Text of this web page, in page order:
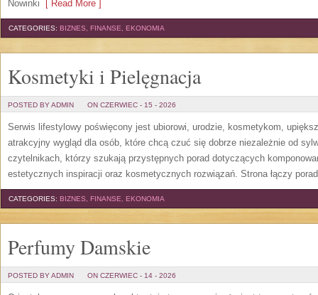
Nowinki [ Read More ]
CATEGORIES: BIZNES, FINANSE, EKONOMIA
Kosmetyki i Pielęgnacja
POSTED BY ADMIN ON CZERWIEC - 15 - 2026
Serwis lifestylowy poświęcony jest ubiorowi, urodzie, kosmetykom,
atrakcyjny wygląd dla osób, które chcą czuć się dobrze niezależnie od
czytelnikach, którzy szukają przystępnych porad dotyczących
estetycznych inspiracji oraz kosmetycznych rozwiązań. Strona łączy
CATEGORIES: BIZNES, FINANSE, EKONOMIA
Perfumy Damskie
POSTED BY ADMIN ON CZERWIEC - 14 - 2026